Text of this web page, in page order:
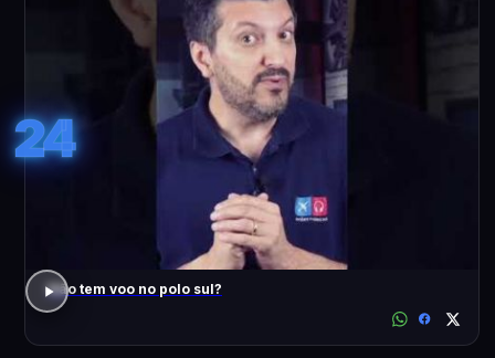
24
Não tem voo no polo sul?